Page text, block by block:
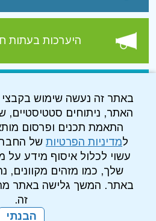
באתר זה נעשה שימוש בקבצי
האתר, ניתוחים סטטיסטיים,
התאמת תכנים ופרסום
למדיניות הפרטיות של
עשוי לכלול איסוף מידע על
שלך, כמו מזהים מקוונים,
באתר. המשך גלישה באתר
זה.
הבנתי
היערכות בעתות
עמוד הפייסבוק